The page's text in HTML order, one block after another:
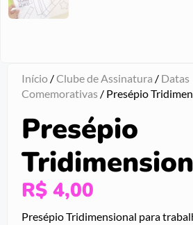
Início /Clube de Assinatura / Datas
Comemorativas / Presépio
Presépio
R$ 4,00
Presépio Tridimensional para